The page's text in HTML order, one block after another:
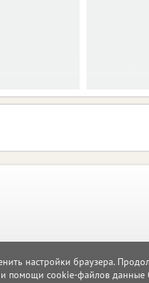
настройки браузера.
помощи cookie-файлов данные